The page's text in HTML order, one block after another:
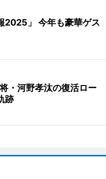
2025」 今年も豪華ゲス
・河野孝汰の復活ロー
跡